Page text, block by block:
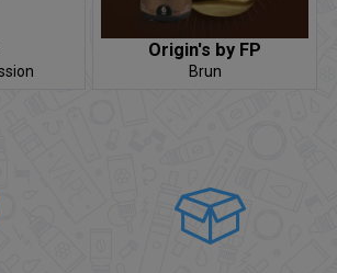
Origin's by FP
Brun